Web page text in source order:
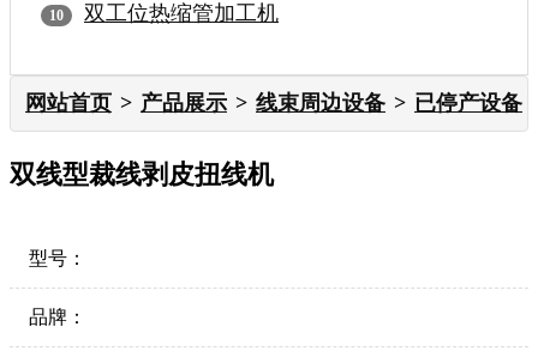
双工位热缩管加工机
网站首页 产品展示 线束周边设备 已停产设备
双线型裁线剥皮扭线机
型号：
品牌：